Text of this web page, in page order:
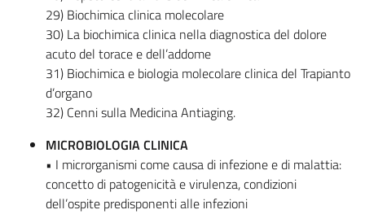
29) Biochimica clinica molecolare
30) La biochimica clinica nella diagnostica del dolore
acuto del torace e dell’addome
31) Biochimica e biologia molecolare clinica del Trapianto
d’organo
32) Cenni sulla Medicina Antiaging.
MICROBIOLOGIA CLINICA
• I microrganismi come causa di infezione e di malattia:
concetto di patogenicità e virulenza, condizioni
dell’ospite predisponenti alle infezioni